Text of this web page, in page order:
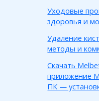
Уходовые
здоровья и
Удаление
методы и
Скачать
приложение
ПК —